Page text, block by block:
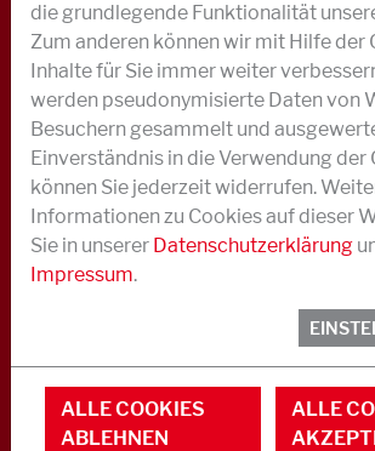
GLEITMITTEL
PEPTISATOREN
KLEBRIGMACHER / HOMOGENISATOREN
WEICHMACHER
BESCHLEUNIGERAKTIVATOREN
METALLOXIDPRÄPARATIONEN
HANDELSPRODUKTE
ENTSCHÄUMER
die grundlegende Funktionalität
Zum anderen können wir mit Hilfe der
Inhalte für Sie immer weiter
werden pseudonymisierte Daten von
Besuchern gesammelt und
Einverständnis in die Verwendung der
können Sie jederzeit widerrufen.
Informationen zu Cookies auf dieser
Sie in unserer Datenschutzerklärung
Impressum.
ALLE COOKIES
ABLEHNEN
ALLE